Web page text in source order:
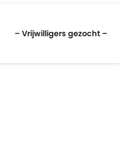
– Vrijwilligers gezocht –